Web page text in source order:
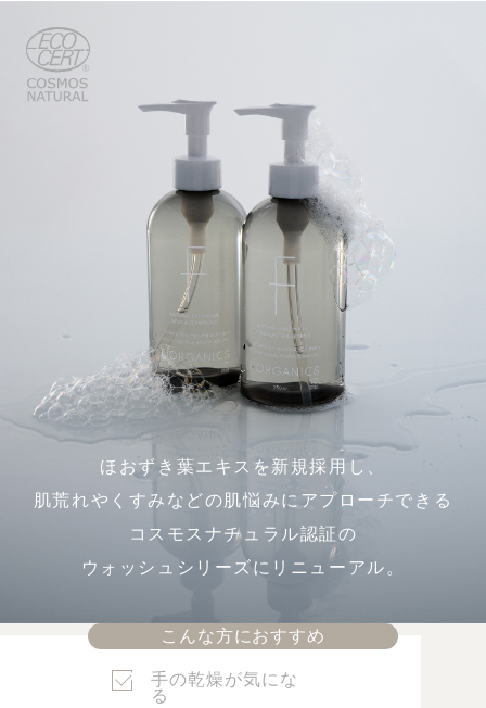
ほおずき葉エキスを新規採用し、
肌荒れやくすみなどの肌悩みにアプローチできる
コスモスナチュラル認証の
ウォッシュシリーズにリニューアル。
こんな方におすすめ
手の乾燥が気にな
る